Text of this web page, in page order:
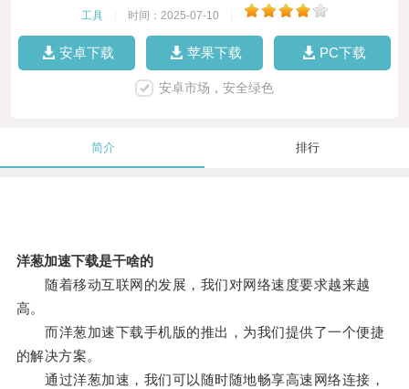
工具 时间：2025-07-10
安卓下载 苹果下载 PC下载
安卓市场，安全绿色
简介 排行
洋葱加速下载是干啥的
随着移动互联网的发展，我们对网络速度要求越来越
高。
而洋葱加速下载手机版的推出，为我们提供了一个便捷
的解决方案。
通过洋葱加速，我们可以随时随地畅享高速网络连接，